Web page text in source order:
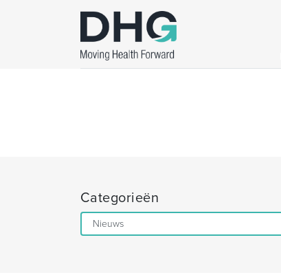
Categorieën
Categorieën